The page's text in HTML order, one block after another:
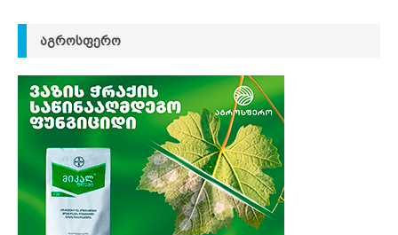
ᲐᲒᲠᲝᲡᲤᲔᲠᲝ